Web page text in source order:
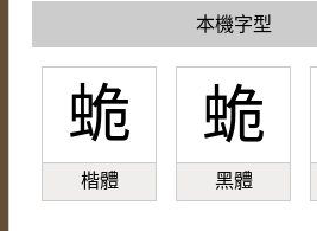
本機字型
蛫
楷體
蛫
黑體